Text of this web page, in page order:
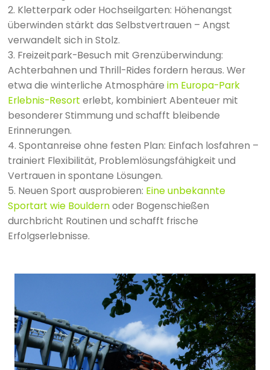
2. Kletterpark oder Hochseilgarten: Höhenangst
überwinden stärkt das Selbstvertrauen – Angst
verwandelt sich in Stolz.
3. Freizeitpark-Besuch mit Grenzüberwindung:
Achterbahnen und Thrill-Rides fordern heraus. Wer
etwa die winterliche Atmosphäre im Europa-Park
Erlebnis-Resort erlebt, kombiniert Abenteuer mit
besonderer Stimmung und schafft bleibende
Erinnerungen.
4. Spontanreise ohne festen Plan: Einfach losfahren –
trainiert Flexibilität, Problemlösungsfähigkeit und
Vertrauen in spontane Lösungen.
5. Neuen Sport ausprobieren: Eine unbekannte
Sportart wie Bouldernoder Bogenschießen
durchbricht Routinen und schafft frische
Erfolgserlebnisse.